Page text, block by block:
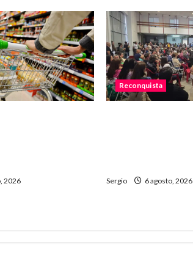
2026
Reconquista
Sergio 6 agosto, 2026